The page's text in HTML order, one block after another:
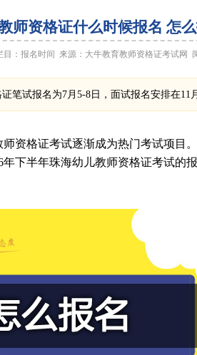
师资格证什么时候报名 怎
： 报名时间 来源： 大牛教育教师资格证考试网
笔试报名为7月5-8日，面试报名安排在11
资格证考试逐渐成为热门考试项目
下半年珠海幼儿教师资格证考试的